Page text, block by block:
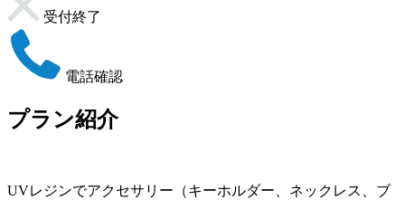
受付終了
電話確認
プラン紹介
UVレジンでアクセサリー（キーホルダー、ネックレス、ブ